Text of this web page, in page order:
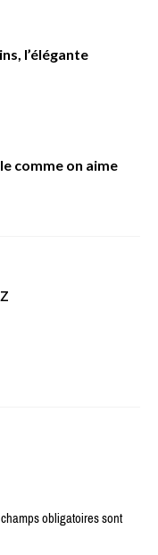
l’élégante
comme on aime
obligatoires sont